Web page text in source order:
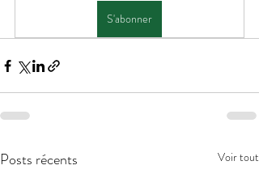
S'abonner
Posts récents Voir tout